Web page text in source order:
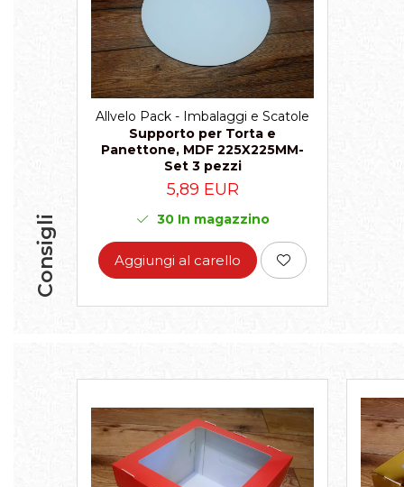
Consigli
Allvelo Pack - Imbalaggi e Scatole
Supporto per Torta e
Panettone, MDF 225X225MM-
Set 3 pezzi
5,89 EUR
30In magazzino
Aggiungi al carello